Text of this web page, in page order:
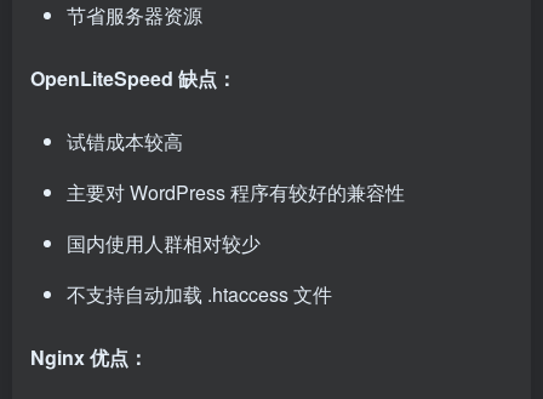
节省服务器资源
OpenLiteSpeed 缺点：
试错成本较高
主要对 WordPress 程序有较好的兼容性
国内使用人群相对较少
不支持自动加载 .htaccess 文件
Nginx 优点：